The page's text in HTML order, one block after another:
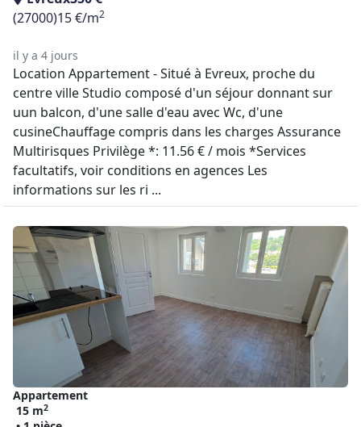
(27000)15 €/m2
il y a 4 jours
Location Appartement - Situé à Evreux, proche du
centre ville Studio composé d'un séjour donnant sur
uun balcon, d'une salle d'eau avec Wc, d'une
cusineChauffage compris dans les charges Assurance
Multirisques Privilège *: 11.56 € / mois *Services
facultatifs, voir conditions en agences Les
informations sur les ri ...
Appartement
15 m2